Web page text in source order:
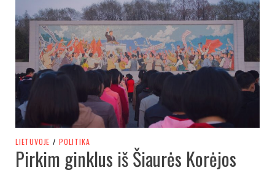
LIETUVOJE / POLITIKA
Pirkim ginklus iš Šiaurės Korėjos